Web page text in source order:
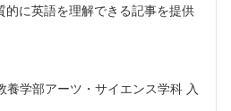
的に英語を理解できる記事を提供
養学部アーツ・サイエンス学科 入